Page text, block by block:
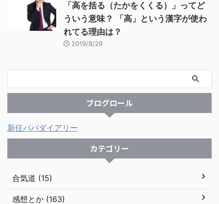
「高を括る（たかをくくる）」ってど
ういう意味？ 「高」という漢字が使わ
れてる理由は？
2019/8/29
ブログロール
新任パパダイアリー
カテゴリー
合気道 (15)
感想とか (163)